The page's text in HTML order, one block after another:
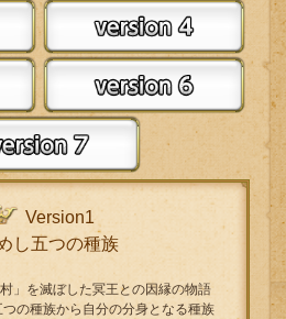
Version1
し五つの種族
」を滅ぼした冥王との因縁の物語
の種族から自分の分身となる種族